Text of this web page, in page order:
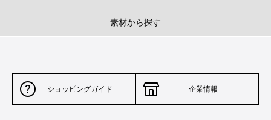
素材から探す
ショッピングガイド 企業情報